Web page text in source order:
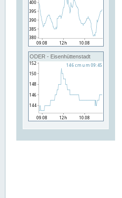
ODER - Eisenhüttenstadt